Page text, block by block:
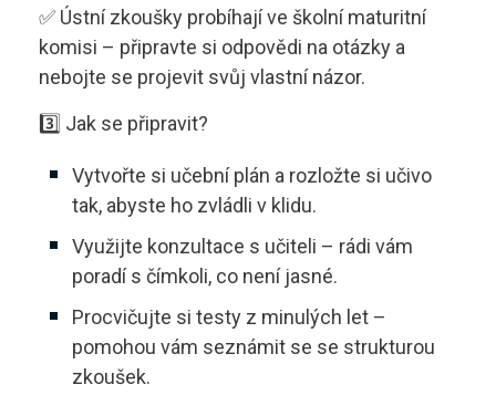
✅ Ústní zkoušky probíhají ve školní maturitní
komisi – připravte si odpovědi na otázky a
nebojte se projevit svůj vlastní názor.
3️⃣ Jak se připravit?
Vytvořte si učební plán a rozložte si učivo
tak, abyste ho zvládli v klidu.
Využijte konzultace s učiteli – rádi vám
poradí s čímkoli, co není jasné.
Procvičujte si testy z minulých let –
pomohou vám seznámit se se strukturou
zkoušek.